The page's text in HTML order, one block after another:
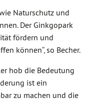
Naturschutz und
Der Ginkgopark
fördern und
können“, so Becher.
hob die Bedeutung
ist ein
zu machen und die